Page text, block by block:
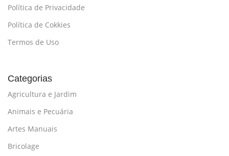
Política de Privacidade
Política de Cokkies
Termos de Uso
Categorias
Agricultura e Jardim
Animais e Pecuária
Artes Manuais
Bricolage